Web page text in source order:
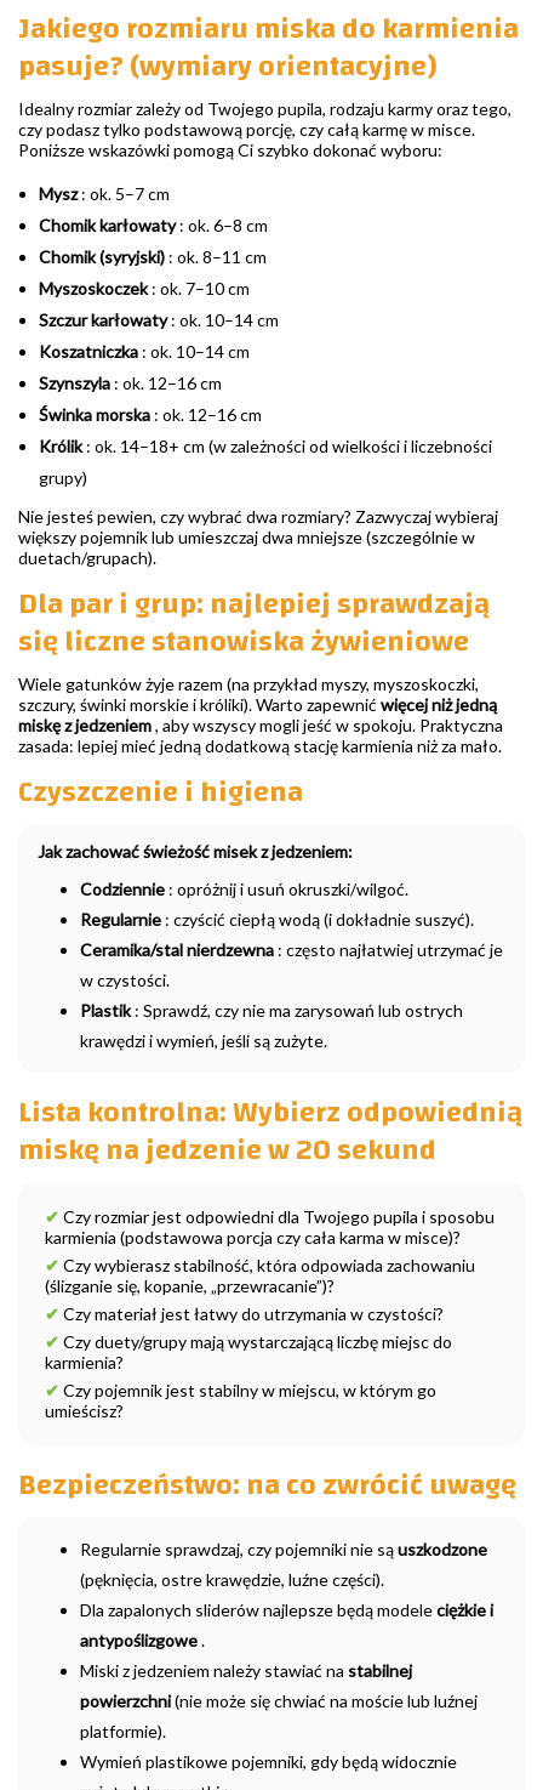
Jakiego rozmiaru miska do karmienia
pasuje? (wymiary orientacyjne)
Idealny rozmiar zależy od Twojego pupila, rodzaju karmy oraz tego,
czy podasz tylko podstawową porcję, czy całą karmę w misce.
Poniższe wskazówki pomogą Ci szybko dokonać wyboru:
Mysz: ok. 5–7 cm
Chomik karłowaty: ok. 6–8 cm
Chomik (syryjski) : ok. 8–11 cm
Myszoskoczek: ok. 7–10 cm
Szczur karłowaty: ok. 10–14 cm
Koszatniczka : ok. 10–14 cm
Szynszyla : ok. 12–16 cm
Świnka morska : ok. 12–16 cm
Królik: ok. 14–18+ cm (w zależności od wielkości i liczebności
grupy)
Nie jesteś pewien, czy wybrać dwa rozmiary? Zazwyczaj wybieraj
większy pojemnik lub umieszczaj dwa mniejsze (szczególnie w
duetach/grupach).
Dla par i grup: najlepiej sprawdzają
się liczne stanowiska żywieniowe
Wiele gatunków żyje razem (na przykład myszy, myszoskoczki,
szczury, świnki morskie i króliki). Warto zapewnić więcej niż jedną
miskę z jedzeniem, aby wszyscy mogli jeść w spokoju. Praktyczna
zasada: lepiej mieć jedną dodatkową stację karmienia niż za mało.
Czyszczenie i higiena
Jak zachować świeżość misek z jedzeniem:
Codziennie : opróżnij i usuń okruszki/wilgoć.
Regularnie : czyścić ciepłą wodą (i dokładnie suszyć).
Ceramika/stal nierdzewna : często najłatwiej utrzymać je
w czystości.
Plastik: Sprawdź, czy nie ma zarysowań lub ostrych
krawędzi i wymień, jeśli są zużyte.
Lista kontrolna: Wybierz odpowiednią
miskę na jedzenie w 20 sekund
✔ Czy rozmiar jest odpowiedni dla Twojego pupila i sposobu
karmienia (podstawowa porcja czy cała karma w misce)?
✔ Czy wybierasz stabilność, która odpowiada zachowaniu
(ślizganie się, kopanie, „przewracanie”)?
✔ Czy materiał jest łatwy do utrzymania w czystości?
✔ Czy duety/grupy mają wystarczającą liczbę miejsc do
karmienia?
✔ Czy pojemnik jest stabilny w miejscu, w którym go
umieścisz?
Bezpieczeństwo: na co zwrócić uwagę
Regularnie sprawdzaj, czy pojemniki nie sąuszkodzone
(pęknięcia, ostre krawędzie, luźne części).
Dla zapalonych sliderów najlepsze będą modeleciężkie i
antypoślizgowe.
Miski z jedzeniem należy stawiać na stabilnej
powierzchni(nie może się chwiać na moście lub luźnej
platformie).
Wymień plastikowe pojemniki, gdy będą widocznie